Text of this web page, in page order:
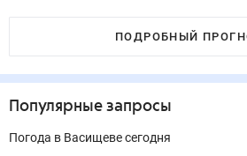
ПОДРОБНЫЙ
Популярные запросы
Погода в Васищеве сегодня